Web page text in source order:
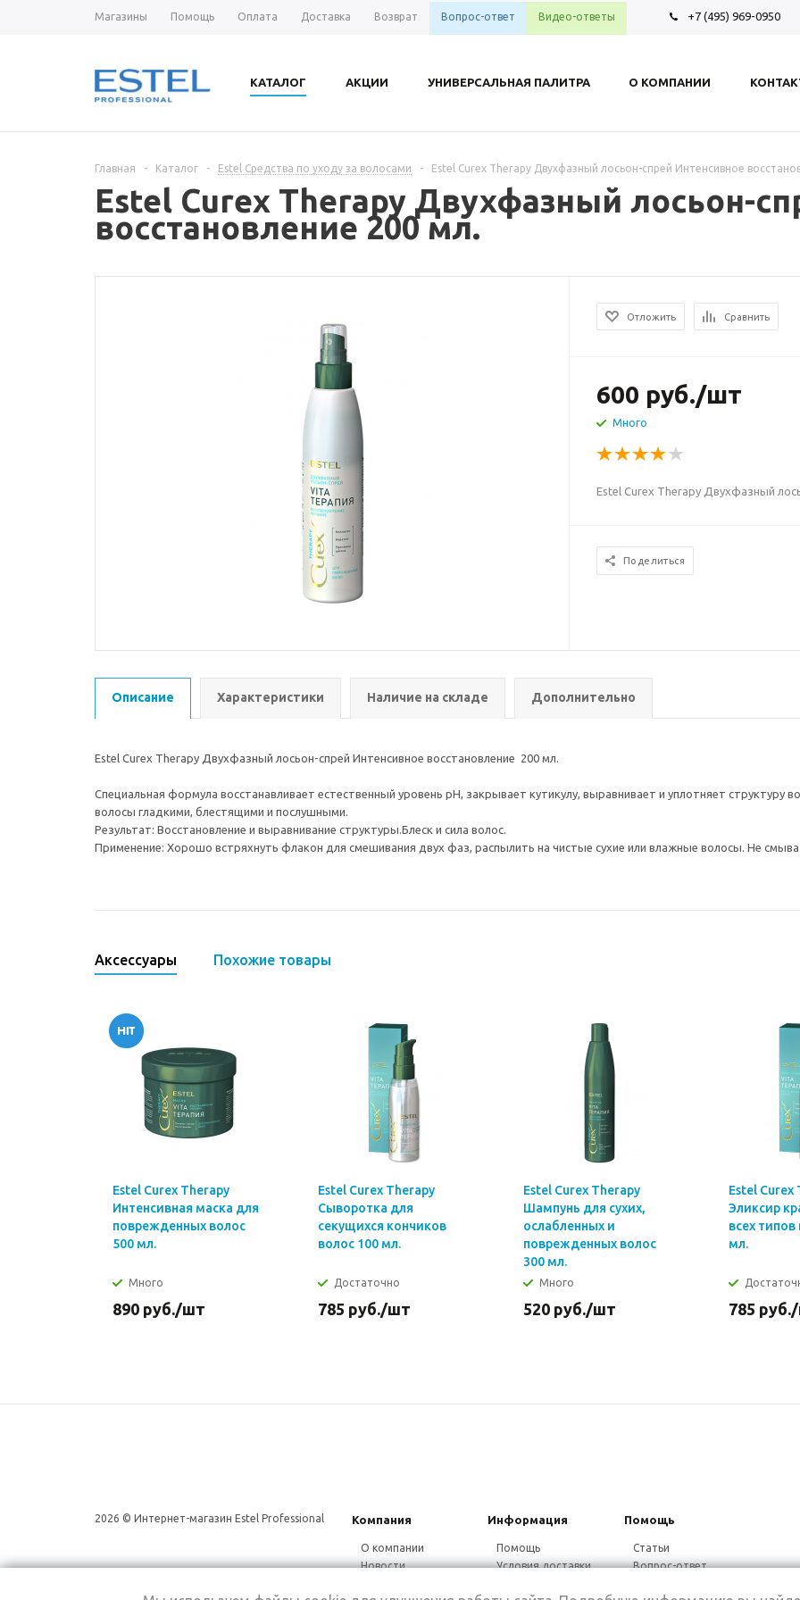
Магазины Помощь Оплата Доставка Возврат Вопрос-ответ Видео-ответы +7 (495) 969-0950
КАТАЛОГ АКЦИИ УНИВЕРСАЛЬНАЯ ПАЛИТРА О КОМПАНИИ
Главная - Каталог - Estel Средства по уходу за волосами - Estel Curex Therapy Двухфазный лосьон-спрей Интенсивное
Estel Curex Therapy Двухфазный лосьон-
восстановление 200 мл.
Отложить Сравнить
600 руб./шт
Много
Estel Curex Therapy Двухфазный
Поделиться
Описание Характеристики Наличие на складе Дополнительно
Estel Curex Therapy Двухфазный лосьон-спрей Интенсивное восстановление 200 мл.
Специальная формула восстанавливает естественный уровень pH, закрывает кутикулу, выравнивает и уплотняет структуру
волосы гладкими, блестящими и послушными.
Результат: Восстановление и выравнивание структуры.Блеск и сила волос.
Применение: Хорошо встряхнуть флакон для смешивания двух фаз, распылить на чистые сухие или влажные волосы. Не
Аксессуары Похожие товары
Estel Curex Therapy
Интенсивная маска для
поврежденных волос
500 мл.
Много
890 руб./шт
Estel Curex Therapy
Сыворотка для
секущихся кончиков
волос 100 мл.
Достаточно
785 руб./шт
Estel Curex Therapy
Шампунь для сухих,
ослабленных и
поврежденных волос
300 мл.
Много
520 руб./шт
Estel Curex
Эликсир
всех типов
мл.
785 руб.
2026 © Интернет-магазин Estel Professional Компания Информация Помощь
О компании
Новости
Помощь
Условия доставки
Статьи
Вопрос-ответ